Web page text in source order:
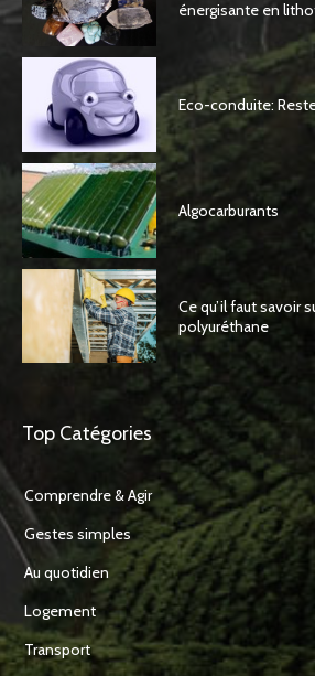
énergisante en
Eco-conduite:
Algocarburants
Ce qu’il faut savoir
polyuréthane
Top Catégories
Comprendre & Agir
Gestes simples
Au quotidien
Logement
Transport